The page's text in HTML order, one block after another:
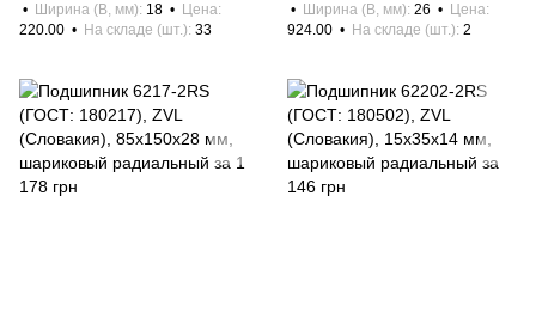
Ширина (B, мм) 18
Цена
220.00
На складе (шт.) 33
Ширина (B, мм) 26
Цена
924.00
На складе (шт.) 2